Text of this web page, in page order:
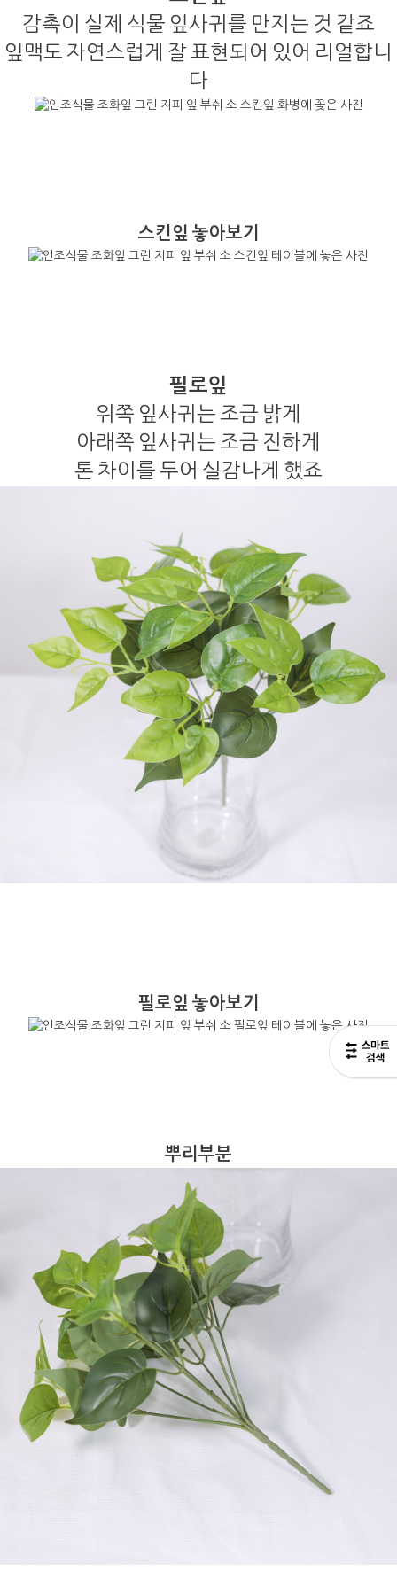
감촉이 실제 식물 잎사귀를 만지는 것 같죠
잎맥도 자연스럽게 잘 표현되어 있어 리얼합니
다
스킨잎 놓아보기
필로잎
위쪽 잎사귀는 조금 밝게
아래쪽 잎사귀는 조금 진하게
톤 차이를 두어 실감나게 했죠
필로잎 놓아보기
뿌리부분